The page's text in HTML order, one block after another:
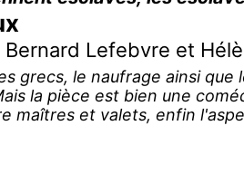
Bernard Lefebvre et
grecs, le naufrage ainsi
la pièce est bien une
maîtres et valets, enfin